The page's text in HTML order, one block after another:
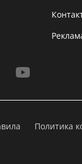
Политика